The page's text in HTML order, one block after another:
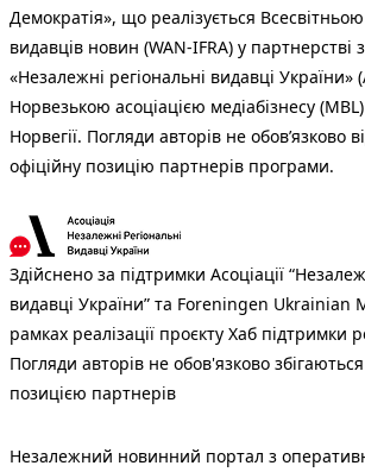
Демократія», що реалізується
видавців новин (WAN-IFRA) у партнерстві
«Незалежні регіональні видавці України»
Норвезькою асоціацією медіабізнесу
Норвегії. Погляди авторів не обов’язково
офіційну позицію партнерів програми.
Здійснено за підтримки Асоціації
видавці України” та Foreningen Ukrainian
рамках реалізації проєкту Хаб підтримки
Погляди авторів не обов'язково
позицією партнерів
Незалежний новинний портал з